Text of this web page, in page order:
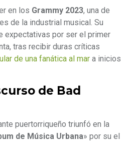
en los Grammy 2023, una de
de la industrial musical. Su
expectativas por ser el primer
tras recibir duras críticas
de una fanática al mar a inicios
de Bad
puertorriqueño triunfó en la
de Música Urbana» por su el